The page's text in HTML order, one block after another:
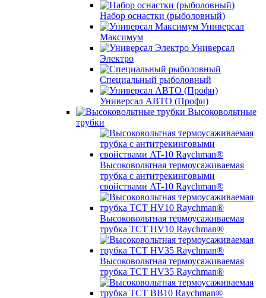
Набор оснастки (рыболовный)
Универсал
Максимум
Универсал
Электро
Специальный рыболовный
Универсал АВТО (Профи)
Высоковольтные
трубки
Высоковольтная термоусаживаемая
трубка с антитрекинговыми
свойствами AT-10 Raychman®
Высоковольтная термоусаживаемая
трубка TCT HV10 Raychman®
Высоковольтная термоусаживаемая
трубка TCT HV35 Raychman®